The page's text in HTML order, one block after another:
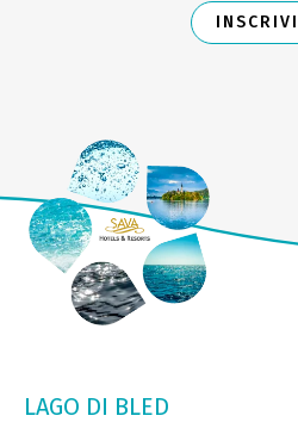
LAGO DI BLED